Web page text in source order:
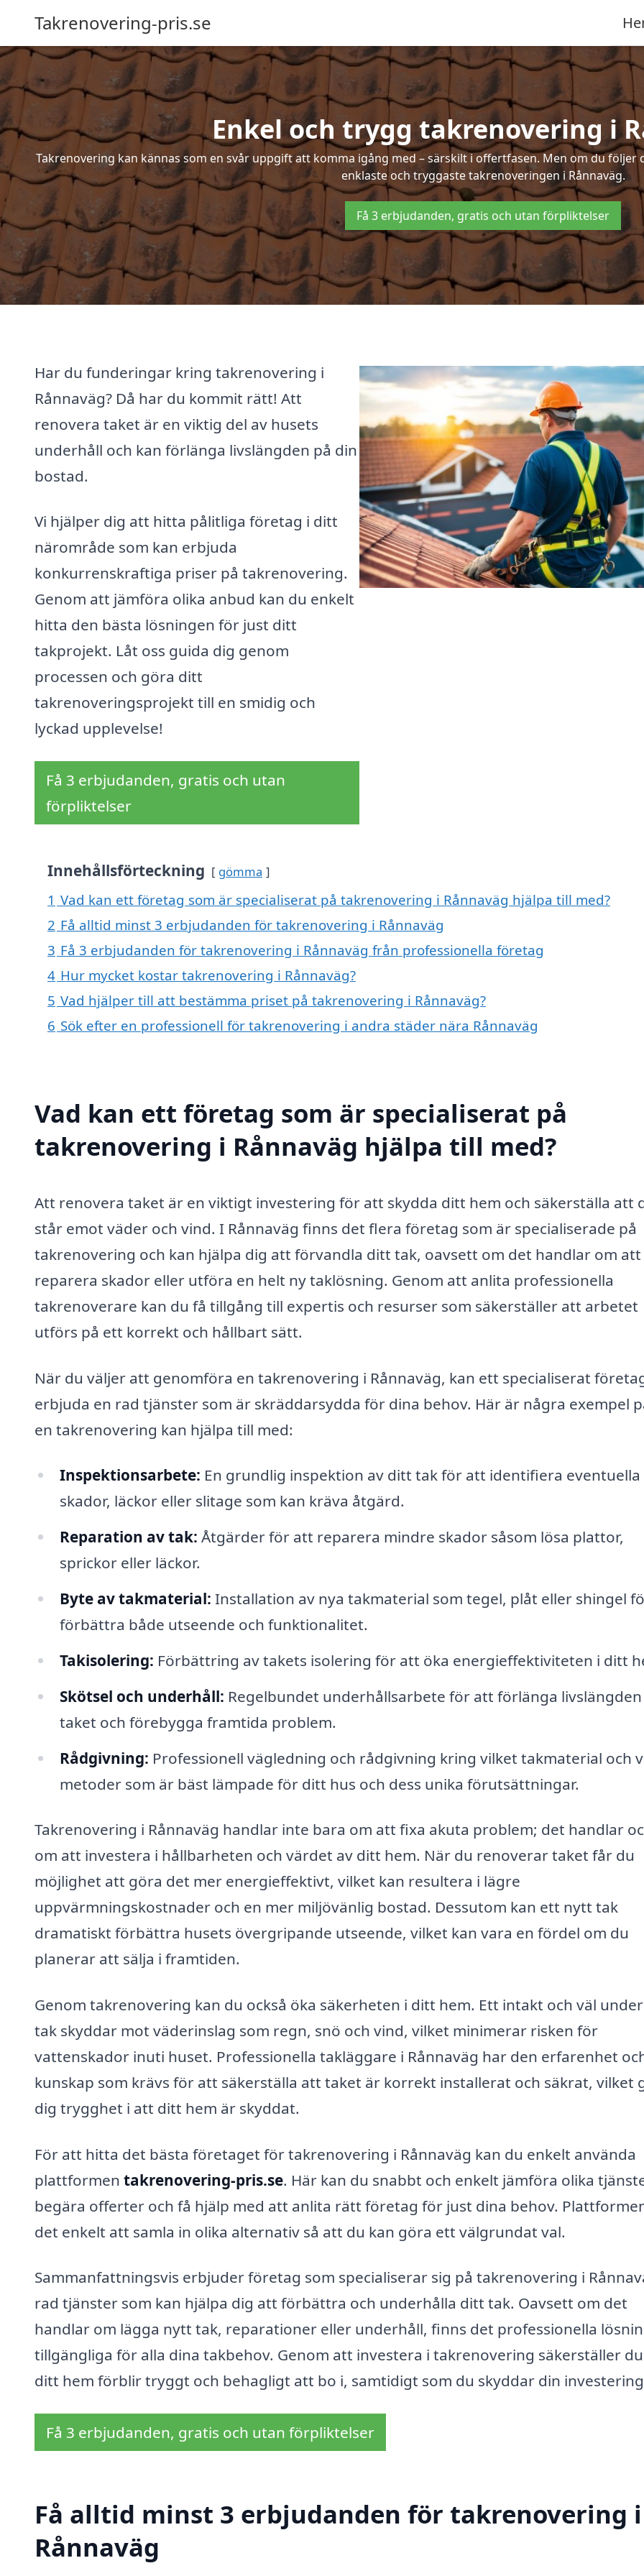
Takrenovering-pris.se
Enkel och trygg takrenovering i
Takrenovering kan kännas som en svår uppgift att komma igång med – särskilt i offertfasen. Men om du
enklaste och tryggaste takrenoveringen i Rånnaväg.
Få 3 erbjudanden, gratis och utan förpliktelser
Har du funderingar kring takrenovering i
Rånnaväg? Då har du kommit rätt! Att
renovera taket är en viktig del av husets
underhåll och kan förlänga livslängden på din
bostad.
Vi hjälper dig att hitta pålitliga företag i ditt
närområde som kan erbjuda
konkurrenskraftiga priser på takrenovering.
Genom att jämföra olika anbud kan du enkelt
hitta den bästa lösningen för just ditt
takprojekt. Låt oss guida dig genom
processen och göra ditt
takrenoveringsprojekt till en smidig och
lyckad upplevelse!
Få 3 erbjudanden, gratis och utan
förpliktelser
Innehållsförteckning gömma
1 Vad kan ett företag som är specialiserat på takrenovering i Rånnaväg hjälpa till med?
2 Få alltid minst 3 erbjudanden för takrenovering i Rånnaväg
3 Få 3 erbjudanden för takrenovering i Rånnaväg från professionella företag
4 Hur mycket kostar takrenovering i Rånnaväg?
5 Vad hjälper till att bestämma priset på takrenovering i Rånnaväg?
6 Sök efter en professionell för takrenovering i andra städer nära Rånnaväg
Vad kan ett företag som är specialiserat på
takrenovering i Rånnaväg hjälpa till med?
Att renovera taket är en viktigt investering för att skydda ditt hem och säkerställa att
står emot väder och vind. I Rånnaväg finns det flera företag som är specialiserade på
takrenovering och kan hjälpa dig att förvandla ditt tak, oavsett om det handlar om att
reparera skador eller utföra en helt ny taklösning. Genom att anlita professionella
takrenoverare kan du få tillgång till expertis och resurser som säkerställer att arbetet
utförs på ett korrekt och hållbart sätt.
När du väljer att genomföra en takrenovering i Rånnaväg, kan ett specialiserat
erbjuda en rad tjänster som är skräddarsydda för dina behov. Här är några exempel
en takrenovering kan hjälpa till med:
Inspektionsarbete: En grundlig inspektion av ditt tak för att identifiera eventuella
skador, läckor eller slitage som kan kräva åtgärd.
Reparation av tak: Åtgärder för att reparera mindre skador såsom lösa plattor,
sprickor eller läckor.
Byte av takmaterial: Installation av nya takmaterial som tegel, plåt eller shingel
förbättra både utseende och funktionalitet.
Takisolering: Förbättring av takets isolering för att öka energieffektiviteten i ditt
Skötsel och underhåll: Regelbundet underhållsarbete för att förlänga
taket och förebygga framtida problem.
Rådgivning: Professionell vägledning och rådgivning kring vilket takmaterial och
metoder som är bäst lämpade för ditt hus och dess unika förutsättningar.
Takrenovering i Rånnaväg handlar inte bara om att fixa akuta problem; det handlar
om att investera i hållbarheten och värdet av ditt hem. När du renoverar taket får du
möjlighet att göra det mer energieffektivt, vilket kan resultera i lägre
uppvärmningskostnader och en mer miljövänlig bostad. Dessutom kan ett nytt tak
dramatiskt förbättra husets övergripande utseende, vilket kan vara en fördel om du
planerar att sälja i framtiden.
Genom takrenovering kan du också öka säkerheten i ditt hem. Ett intakt och väl
tak skyddar mot väderinslag som regn, snö och vind, vilket minimerar risken för
vattenskador inuti huset. Professionella takläggare i Rånnaväg har den erfarenhet
kunskap som krävs för att säkerställa att taket är korrekt installerat och säkrat, vilket
dig trygghet i att ditt hem är skyddat.
För att hitta det bästa företaget för takrenovering i Rånnaväg kan du enkelt använda
plattformen takrenovering-pris.se. Här kan du snabbt och enkelt jämföra olika
begära offerter och få hjälp med att anlita rätt företag för just dina behov.
det enkelt att samla in olika alternativ så att du kan göra ett välgrundat val.
Sammanfattningsvis erbjuder företag som specialiserar sig på takrenovering i
rad tjänster som kan hjälpa dig att förbättra och underhålla ditt tak. Oavsett om det
handlar om lägga nytt tak, reparationer eller underhåll, finns det professionella
tillgängliga för alla dina takbehov. Genom att investera i takrenovering säkerställer
ditt hem förblir tryggt och behagligt att bo i, samtidigt som du skyddar din
Få 3 erbjudanden, gratis och utan förpliktelser
Få alltid minst 3 erbjudanden för takrenovering i
Rånnaväg